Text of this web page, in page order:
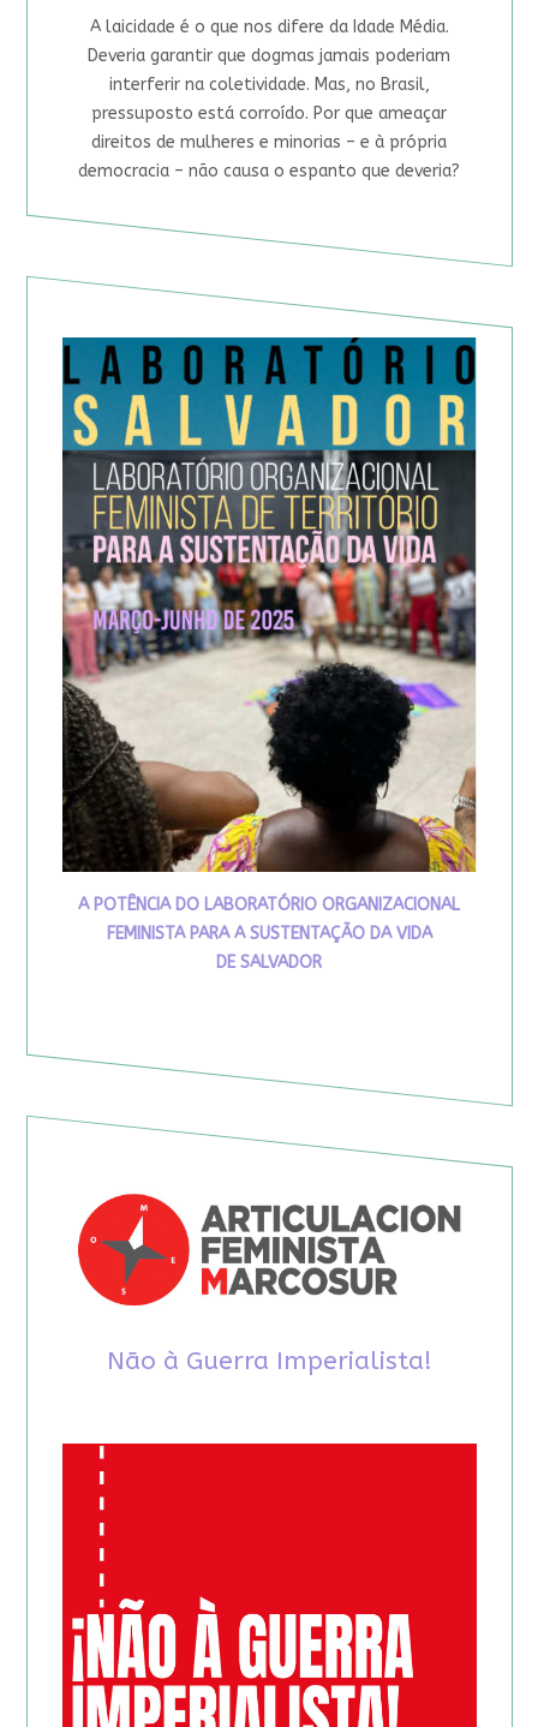
A laicidade é o que nos difere da Idade Média.
Deveria garantir que dogmas jamais poderiam
interferir na coletividade. Mas, no Brasil,
pressuposto está corroído. Por que ameaçar
direitos de mulheres e minorias – e à própria
democracia – não causa o espanto que deveria?
A POTÊNCIA DO LABORATÓRIO ORGANIZACIONAL
FEMINISTA PARA A SUSTENTAÇÃO DA VIDA
DE SALVADOR
Não à Guerra Imperialista!